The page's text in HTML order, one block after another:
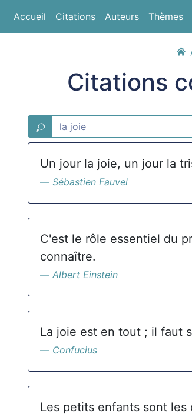
Accueil Citations Auteurs Thèmes
Citations
Un jour la joie, un jour la
Sébastien Fauvel
C'est le rôle essentiel du
connaître.
Albert Einstein
La joie est en tout ; il faut
Confucius
Les petits enfants sont